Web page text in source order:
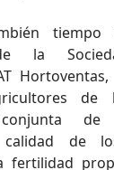
tiempo
de la
de
conjunta
calidad de
fertilidad